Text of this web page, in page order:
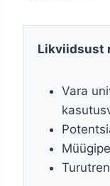
Likviidsust
Vara